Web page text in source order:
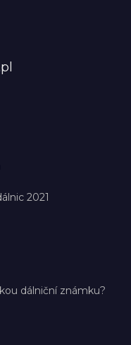
2021
dálniční známku?